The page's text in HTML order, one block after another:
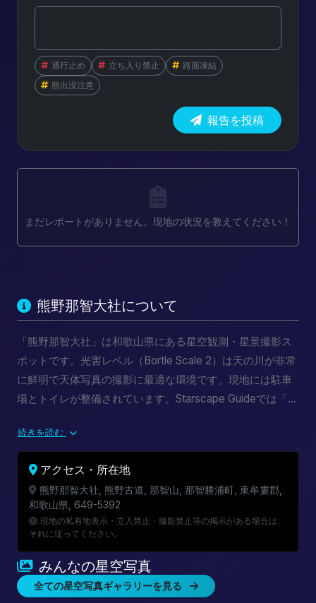
通行止め 立ち入り禁止
路面凍結
熊出没注意
報告を投稿
まだレポートがありません。現地の状況を教えてください！
熊野那智大社について
「熊野那智大社」は和歌山県にある星空観測・星景撮影ス
ポットです。光害レベル（Bortle Scale 2）は天の川が非常
に鮮明で天体写真の撮影に最適な環境です。現地には駐車
場とトイレが整備されています。Starscape Guideでは「熊
報をリアルタイムで提供しています。新月期カレンダーと
組み合わせて最適な撮影計画を立てましょう。
続きを読む
アクセス・所在地
熊野那智大社, 熊野古道, 那智山, 那智勝浦町, 東牟婁郡,
和歌山県, 649-5392
現地の私有地表示・立入禁止・撮影禁止等の掲示がある場合は、
それに従ってください。
みんなの星空写真
全ての星空写真ギャラリーを見る